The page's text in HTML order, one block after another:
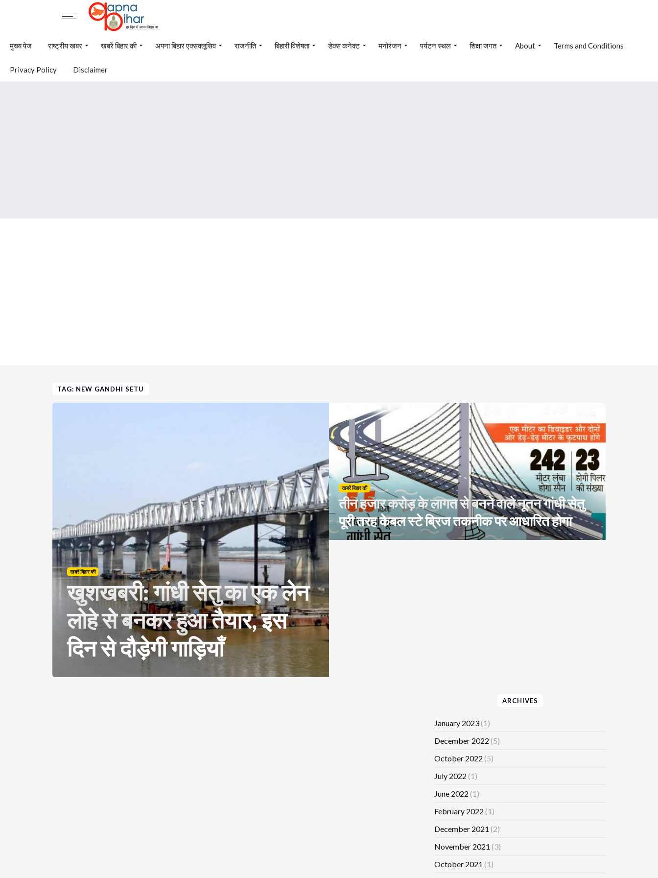
मुख्य पेज राष्ट्रीय खबर खबरें बिहार की अपना बिहार एक्सक्लूसिव राजनीति बिहारी विशेषता डेक्स कनेक्ट मनोरंजन पर्यटन स्थल शिक्षा जगत About Terms and Conditions
Privacy Policy Disclaimer
TAG: NEW GANDHI SETU
खबरें बिहार की
खुशखबरी: गांधी सेतु का एक लेन
लोहे से बनकर हुआ तैयार, इस
दिन से दौड़ेगी गाड़ियाँ
खबरें बिहार की
तीन हजार करोड़ के लागत से बनने वाले नूतन गांधी सेतु
पूरी तरह केबल स्टे ब्रिज तकनीक पर आधारित होगा
ARCHIVES
January 2023(1)
December 2022 (5)
October 2022 (5)
July 2022 (1)
June 2022 (1)
February 2022 (1)
December 2021 (2)
November 2021 (3)
October 2021 (1)